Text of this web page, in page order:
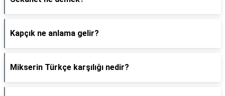
Kapçık ne anlama gelir?
Mikserin Türkçe karşılığı nedir?